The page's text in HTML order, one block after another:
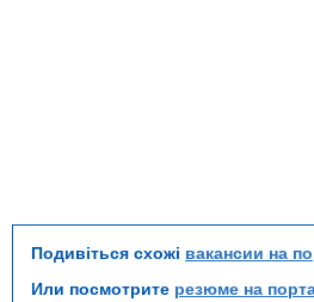
Подивіться схожі вакансии на
Или посмотрите резюме на